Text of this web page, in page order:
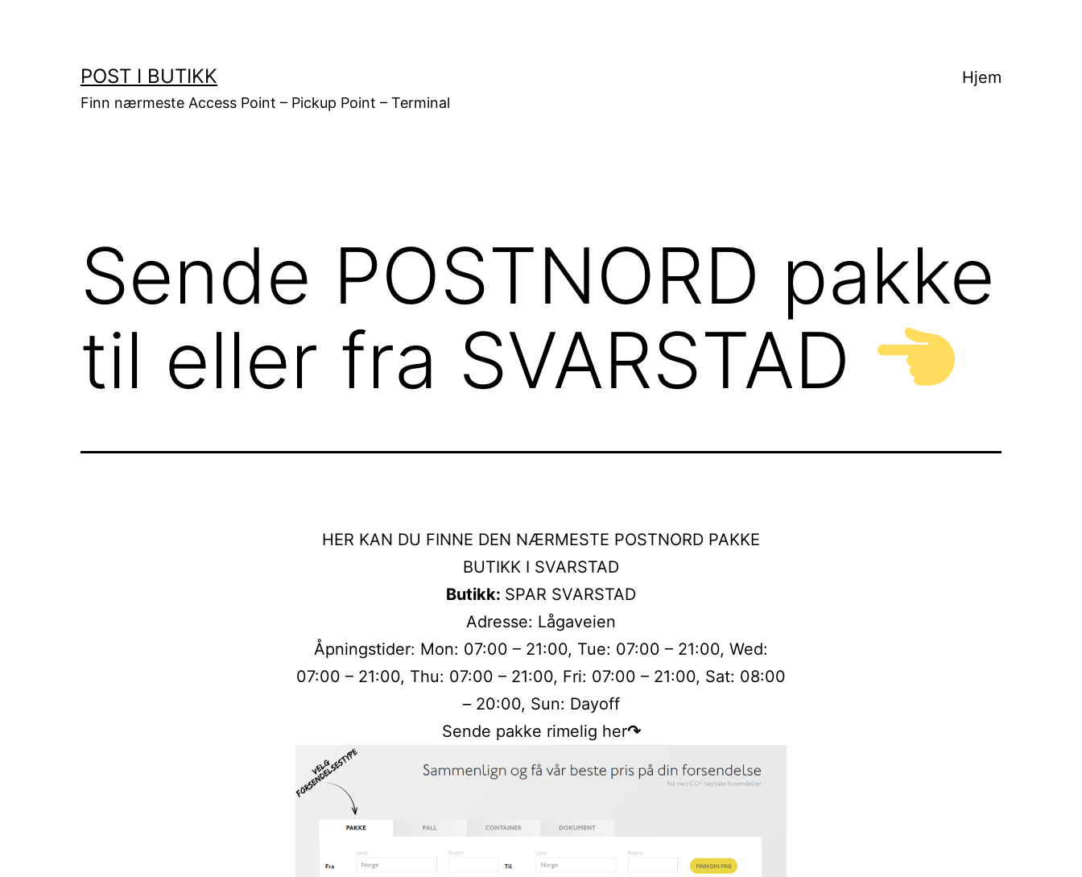
POST I BUTIKK
Finn nærmeste Access Point – Pickup Point – Terminal
Hjem
Sende POSTNORD pakke
til eller fra SVARSTAD
HER KAN DU FINNE DEN NÆRMESTE POSTNORD PAKKE
BUTIKK I SVARSTAD
Butikk: SPAR SVARSTAD
Adresse: Lågaveien
Åpningstider: Mon: 07:00 – 21:00, Tue: 07:00 – 21:00, Wed:
07:00 – 21:00, Thu: 07:00 – 21:00, Fri: 07:00 – 21:00, Sat: 08:00
– 20:00, Sun: Dayoff
Sende pakke rimelig her↷